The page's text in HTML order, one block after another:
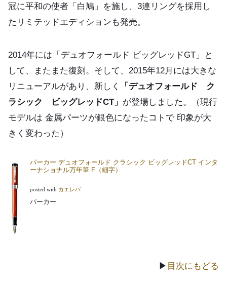
冠に平和の使者「白鳩」を施し、3連リングを採用し
たリミテッドエディションも発売。
2014年には「デュオフォールド ビッグレッドGT」と
して、またまた復刻。そして、2015年12月には大きな
リニューアルがあり、新しく
「デュオフォールド ク
ラシック ビッグレッドCT」 が登場しました。（現行
モデルは 金属パーツが銀色になったコトで 印象が大
きく変わった）
パーカー デュオフォールド クラシック ビッグレッドCT インタ
ーナショナル万年筆 F（細字）
posted with カエレバ
パーカー
▶ 目次にもどる